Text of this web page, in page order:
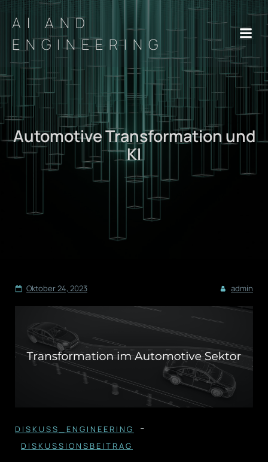
AI AND
ENGINEERING
Automotive Transformation und
KI
Oktober 24, 2023 admin
DISKUSS_ENGINEERING -
DISKUSSIONSBEITRAG